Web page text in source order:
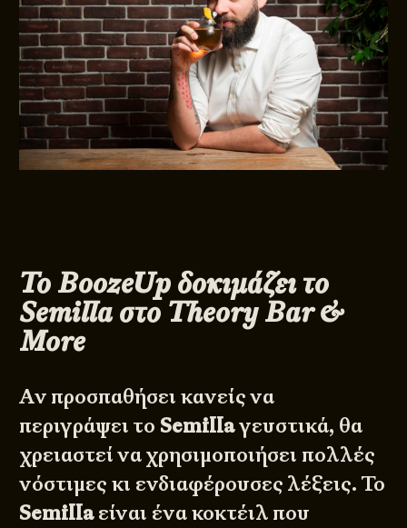
Το BoozeUp δοκιμάζει το
SemillaστοTheoryBar&
More
Αν προσπαθήσει κανείς να
περιγράψει το Semillaγευστικά, θα
χρειαστεί να χρησιμοποιήσει πολλές
νόστιμες κι ενδιαφέρουσες λέξεις. Το
Semillaείναι ένα κοκτέιλ που